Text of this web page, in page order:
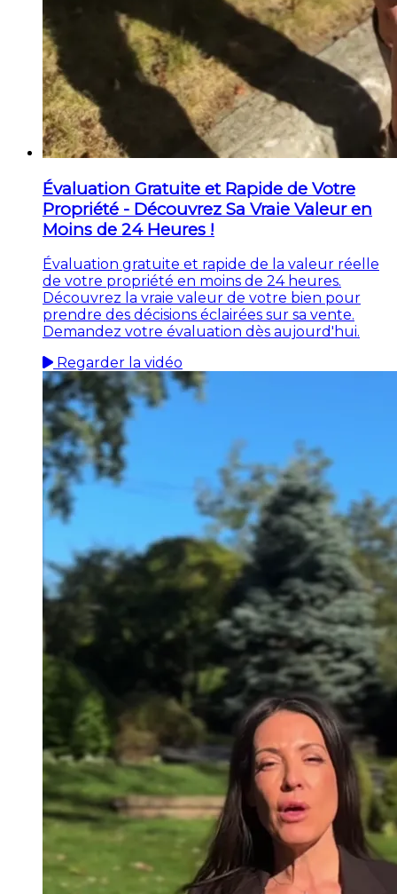
Évaluation Gratuite et Rapide de Votre
Propriété - Découvrez Sa Vraie Valeur en
Moins de 24 Heures !
Évaluation gratuite et rapide de la valeur réelle
de votre propriété en moins de 24 heures.
Découvrez la vraie valeur de votre bien pour
prendre des décisions éclairées sur sa vente.
Demandez votre évaluation dès aujourd'hui.
Regarder la vidéo